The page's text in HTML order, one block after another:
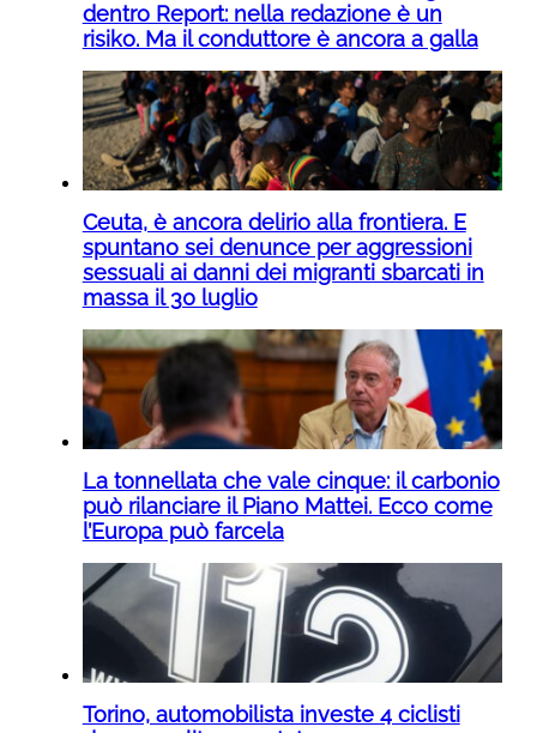
dentro Report: nella redazione è un
risiko. Ma il conduttore è ancora a galla
Ceuta, è ancora delirio alla frontiera. E
spuntano sei denunce per aggressioni
sessuali ai danni dei migranti sbarcati in
massa il 30 luglio
La tonnellata che vale cinque: il carbonio
può rilanciare il Piano Mattei. Ecco come
l’Europa può farcela
Torino, automobilista investe 4 ciclisti